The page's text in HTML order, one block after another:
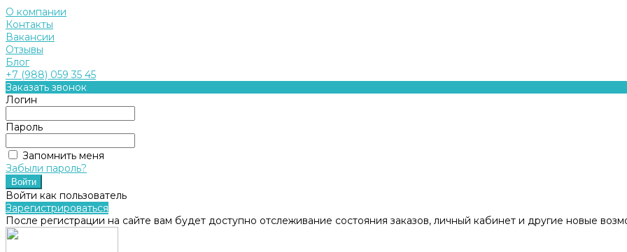
О компании
Контакты
Вакансии
Отзывы
Блог
+7 (988) 059 35 45
Заказать звонок
Логин
Пароль
Запомнить меня
Забыли пароль?
Войти как пользователь
Зарегистрироваться
После регистрации на сайте вам будет доступно отслеживание состояния заказов, личный кабинет и другие новые